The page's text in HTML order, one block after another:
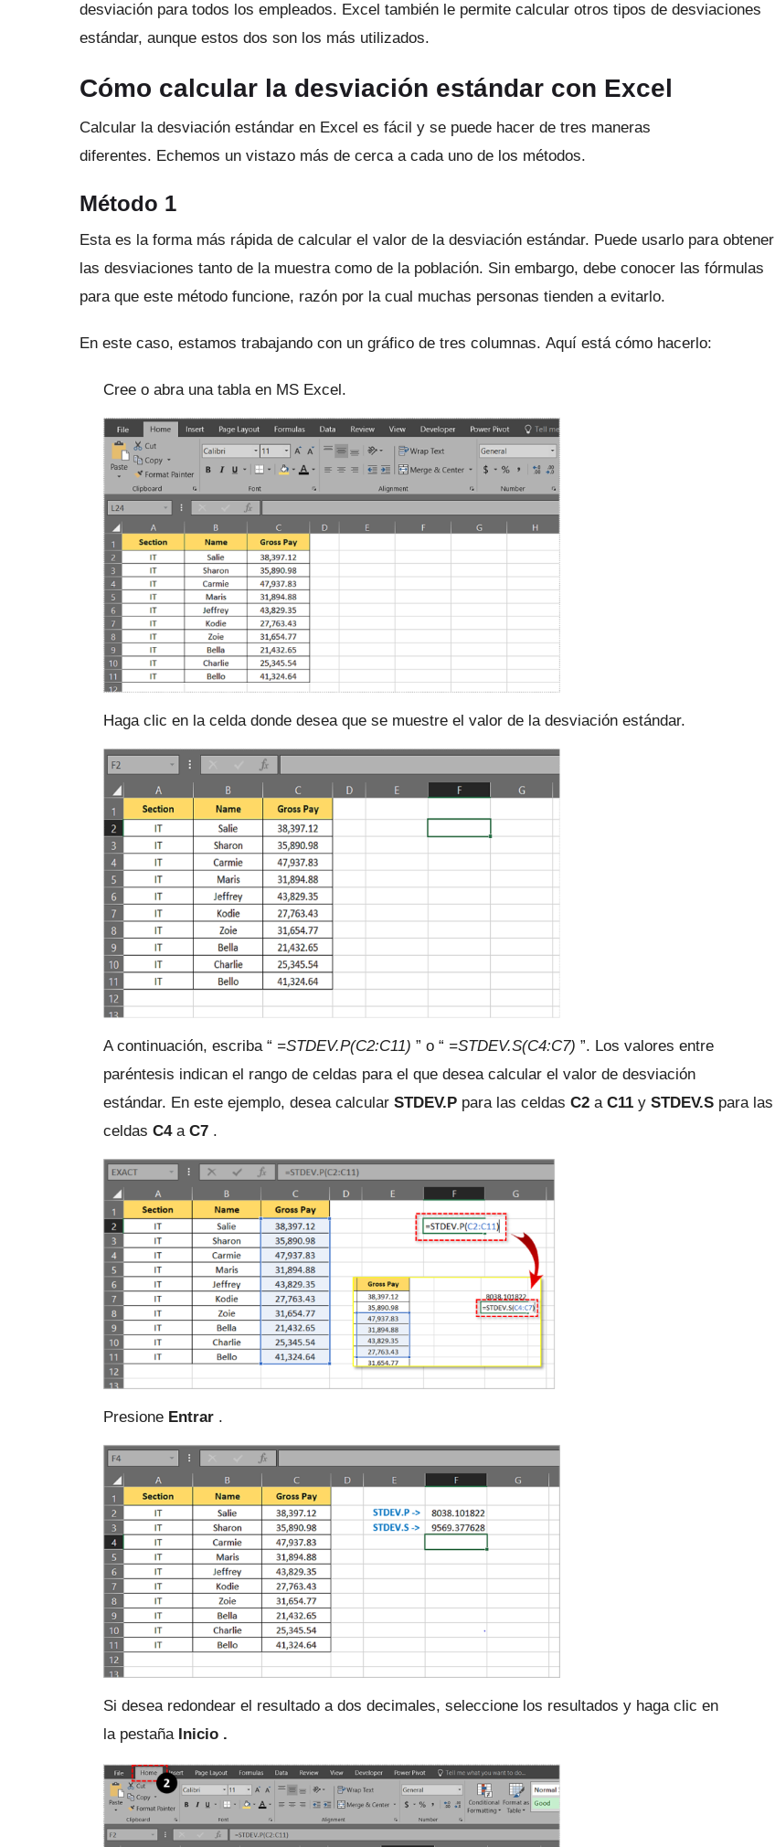
desviación para todos los empleados. Excel también le permite calcular otros tipos de desviaciones
estándar, aunque estos dos son los más utilizados.
Cómo calcular la desviación estándar con Excel
Calcular la desviación estándar en Excel es fácil y se puede hacer de tres maneras
diferentes. Echemos un vistazo más de cerca a cada uno de los métodos.
Método 1
Esta es la forma más rápida de calcular el valor de la desviación estándar. Puede usarlo para obtener
las desviaciones tanto de la muestra como de la población. Sin embargo, debe conocer las fórmulas
para que este método funcione, razón por la cual muchas personas tienden a evitarlo.
En este caso, estamos trabajando con un gráfico de tres columnas. Aquí está cómo hacerlo:
Cree o abra una tabla en MS Excel.
Haga clic en la celda donde desea que se muestre el valor de la desviación estándar.
A continuación, escriba “ =STDEV.P(C2:C11) ” o “ =STDEV.S(C4:C7) ”. Los valores entre
paréntesis indican el rango de celdas para el que desea calcular el valor de desviación
estándar. En este ejemplo, desea calcular STDEV.P para las celdas C2 a C11 y STDEV.S para las
celdas C4a C7 .
Presione Entrar .
Si desea redondear el resultado a dos decimales, seleccione los resultados y haga clic en
la pestaña Inicio .